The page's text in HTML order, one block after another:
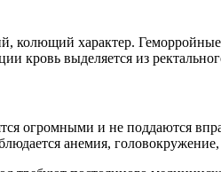
колющий характер.
выделяется из
огромными и не поддаются
анемия, головокружение,